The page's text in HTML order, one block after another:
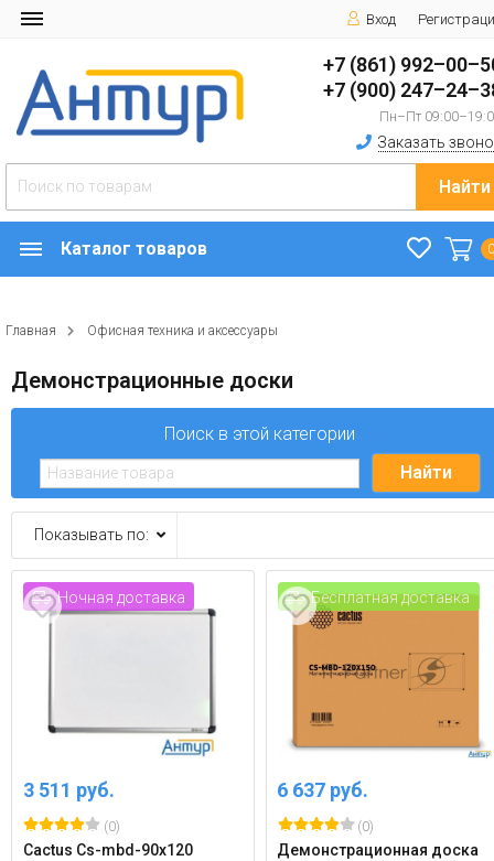
Вход
+7 (861)
+7 (900)
Пн–Пт
Заказать
Найти
Каталог товаров
Главная Офисная техника и аксессуары
Демонстрационные доски
Поиск в этой категории
Показывать по:
Ночная доставка
3 511 руб.
(0)
Cactus Cs-mbd-90x120
Бесплатная доставка
6 637 руб.
(0)
Демонстрационная доска